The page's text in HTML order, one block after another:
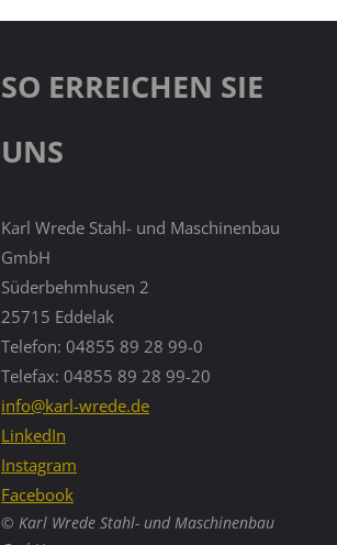
SO ERREICHEN SIE
UNS
Karl Wrede Stahl- und Maschinenbau
GmbH
Süderbehmhusen 2
25715 Eddelak
Telefon: 04855 89 28 99-0
Telefax: 04855 89 28 99-20
info@karl-wrede.de
LinkedIn
Instagram
Facebook
© Karl Wrede Stahl- und Maschinenbau